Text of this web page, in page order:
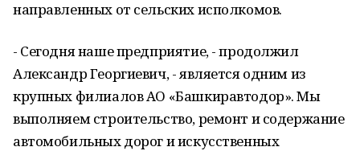
направленных от сельских исполкомов.
- Сегодня наше предприятие, - продолжил
Александр Георгиевич, - является одним из
крупных филиалов АО «Башкиравтодор». Мы
выполняем строительство, ремонт и содержание
автомобильных дорог и искусственных